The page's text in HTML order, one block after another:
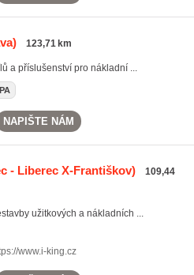
123,71 km
a příslušenství pro nákladní ...
NAPIŠTE NÁM
- Liberec X-Františkov)
109,44
užitkových a nákladních ...
www.i-king.cz